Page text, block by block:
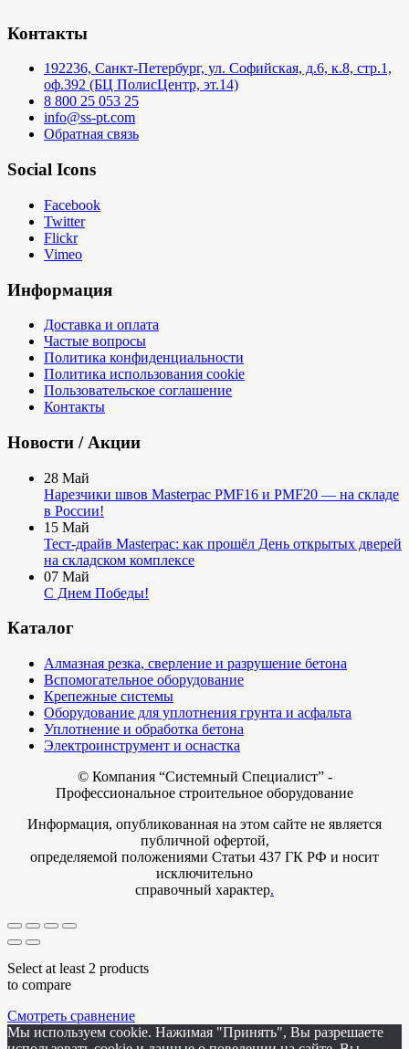
Контакты
192236, Санкт-Петербург, ул. Софийская, д.6, к.8, стр.1,
оф.392 (БЦ ПолисЦентр, эт.14)
8 800 25 053 25
info@ss-pt.com
Обратная связь
Social Icons
Facebook
Twitter
Flickr
Vimeo
Информация
Доставка и оплата
Частые вопросы
Политика конфиденциальности
Политика использования cookie
Пользовательское соглашение
Контакты
Новости / Акции
28 Май
Нарезчики швов Masterpac PMF16 и PMF20 — на складе
в России!
15 Май
Тест-драйв Masterpac: как прошёл День открытых дверей
на складском комплексе
07 Май
С Днем Победы!
Каталог
Алмазная резка, сверление и разрушение бетона
Вспомогательное оборудование
Крепежные системы
Оборудование для уплотнения грунта и асфальта
Уплотнение и обработка бетона
Электроинструмент и оснастка
© Компания “Системный Специалист” -
Профессиональное строительное оборудование
Информация, опубликованная на этом сайте не является
публичной офертой,
определяемой положениями Статьи 437 ГК РФ и носит
исключительно
справочный характер.
Select at least 2 products
to compare
Смотреть сравнение
Мы используем cookie. Нажимая "Принять", Вы разрешаете